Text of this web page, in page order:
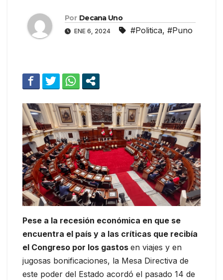
Por Decana Uno
ENE 6, 2024 #Politica, #Puno
Pese a la recesión económica en que se
encuentra el país y a las críticas que recibía
el Congreso por los gastos en viajes y en
jugosas bonificaciones, la Mesa Directiva de
este poder del Estado acordó el pasado 14 de